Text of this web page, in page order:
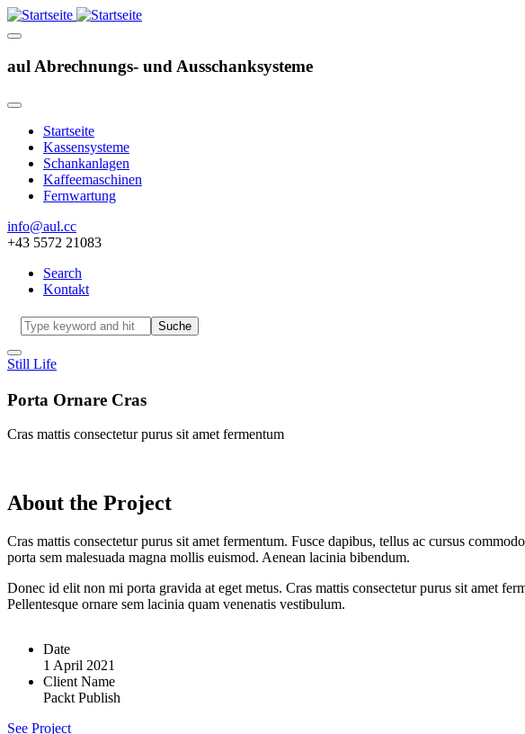
aul Abrechnungs- und Ausschanksysteme
Hauptnavigation
Startseite
Kassensysteme
Schankanlagen
Kaffeemaschinen
Fernwartung
info@aul.cc
+43 5572 21083
Navigation
other
Search
Kontakt
Suche
Still Life
Porta Ornare Cras
Cras mattis consectetur purus sit amet fermentum
About the Project
Cras mattis consectetur purus sit amet fermentum. Fusce dapibus, tellus ac cursus
porta sem malesuada magna mollis euismod. Aenean lacinia bibendum.
Donec id elit non mi porta gravida at eget metus. Cras mattis consectetur purus sit amet
Pellentesque ornare sem lacinia quam venenatis vestibulum.
Date
1 April 2021
Client Name
Packt Publish
See Project